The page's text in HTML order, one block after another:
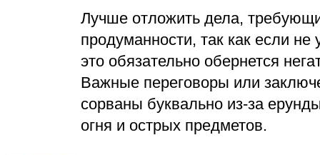
Лучше отложить дела,
продуманности, так как если
это обязательно обернется
Важные переговоры или
сорваны буквально из-за
огня и острых предметов.